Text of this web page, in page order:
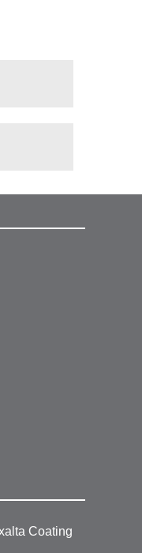
Coating